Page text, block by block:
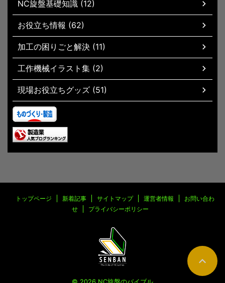
NC旋盤基礎知識 (12)
お役立ち情報 (62)
加工の困りごと解決 (11)
工作機械イラスト集 (2)
現場お役立ちグッズ (51)
トップページ 新着記事 サイトマップ 運営者情報
お問い合わ
せ
プライバシーポリシー
© 2026 NC旋盤のバイブル